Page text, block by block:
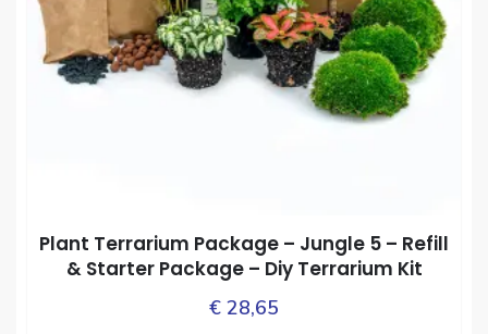
Plant Terrarium Package – Jungle 5 – Refill
& Starter Package – Diy Terrarium Kit
€ 28,65